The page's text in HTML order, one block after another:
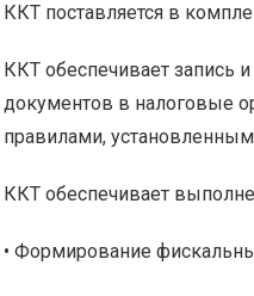
ККТ поставляется в
ККТ обеспечивает запись
документов в налоговые
правилами,
ККТ обеспечивает
• Формирование